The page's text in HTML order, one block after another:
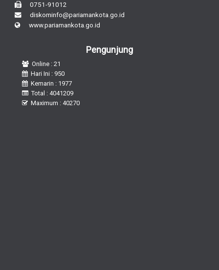
0751-91012
diskominfo@pariamankota.go.id
www.pariamankota.go.id
Pengunjung
Online : 21
Hari Ini : 950
Kemarin : 1977
Total : 4041209
Maximum : 40270